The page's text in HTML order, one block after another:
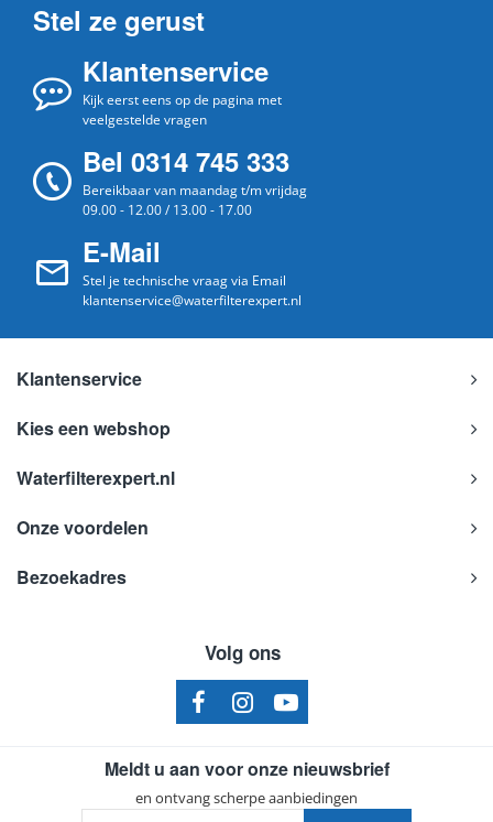
Stel ze gerust
Klantenservice
Kijk eerst eens op de pagina met
veelgestelde vragen
Bel 0314 745 333
Bereikbaar van maandag t/m vrijdag
09.00 - 12.00 / 13.00 - 17.00
E-Mail
Stel je technische vraag via Email
klantenservice@waterfilterexpert.nl
Klantenservice
Kies een webshop
Waterfilterexpert.nl
Onze voordelen
Bezoekadres
Volg ons
Meldt u aan voor onze nieuwsbrief
en ontvang scherpe aanbiedingen